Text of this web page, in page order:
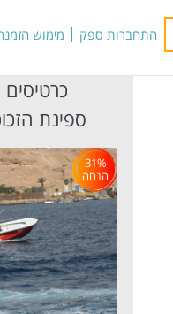
התחברות ספק מימוש
ספינת
31%
הנחה